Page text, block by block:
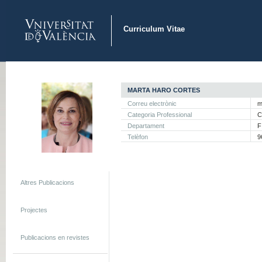
Curriculum Vitae
MARTA HARO CORTES
Correu electrònic
Categoria Professional
Departament
Telèfon
Altres Publicacions
Projectes
Publicacions en revistes